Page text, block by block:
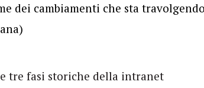
dei cambiamenti che sta